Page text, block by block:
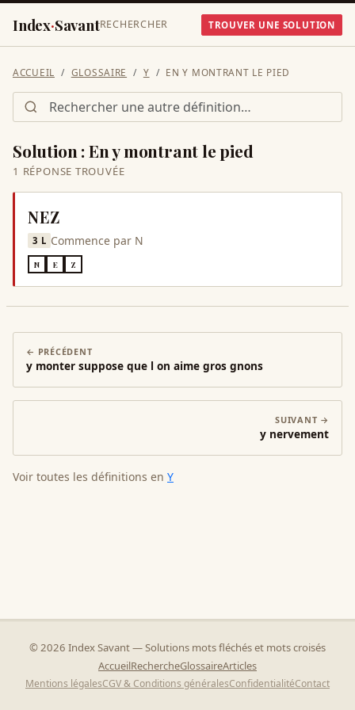
Index·SavantRECHERCHER TROUVER UNE SOLUTION
ACCUEIL GLOSSAIRE Y EN Y MONTRANT LE PIED
Solution : En y montrant le pied
1 RÉPONSE TROUVÉE
NEZ
3 L Commence par N
N E Z
← PRÉCÉDENT
y monter suppose que l on aime gros gnons
SUIVANT →
y nervement
Voir toutes les définitions en Y
©2026 Index Savant — Solutions mots fléchés et mots croisés
AccueilRechercheGlossaireArticles
Mentions légalesCGV & Conditions généralesConfidentialitéContact